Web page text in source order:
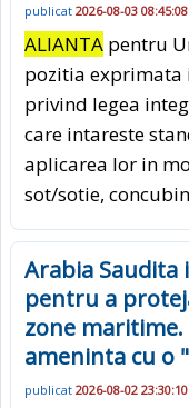
publicat 2026-08-03 08:45:08
ALIANTA pentru
pozitia exprimata
privind legea
care intareste
aplicarea lor in
sot/sotie,
Arabia Saudita
pentru a
zone maritime.
ameninta cu o
publicat 2026-08-02 23:30:10